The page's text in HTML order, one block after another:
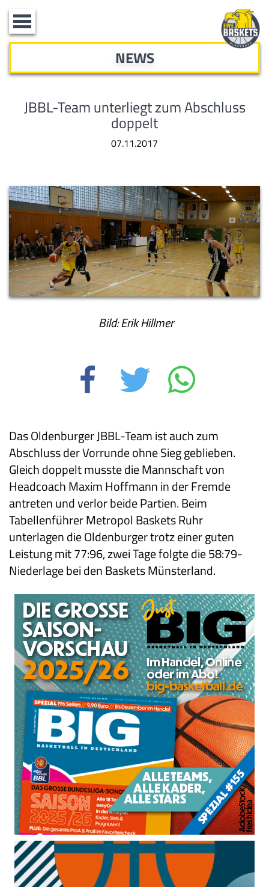
Toggle
navigation
NEWS
JBBL-Team unterliegt zum Abschluss
doppelt
07.11.2017
Bild: Erik Hillmer
Das Oldenburger JBBL-Team ist auch zum
Abschluss der Vorrunde ohne Sieg geblieben.
Gleich doppelt musste die Mannschaft von
Headcoach Maxim Hoffmann in der Fremde
antreten und verlor beide Partien. Beim
Tabellenführer Metropol Baskets Ruhr
unterlagen die Oldenburger trotz einer guten
Leistung mit 77:96, zwei Tage folgte die 58:79-
Niederlage bei den Baskets Münsterland.